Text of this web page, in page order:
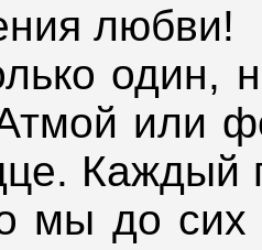
любви!
один,
или
мы до сих